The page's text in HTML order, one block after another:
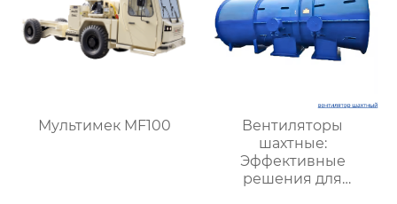
Мультимек MF100
Вентиляторы
шахтные:
Эффективные
решения для